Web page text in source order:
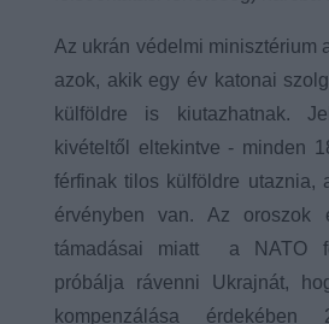
Az ukrán védelmi minisztérium
azok, akik egy év katonai
külföldre is kiutazhatnak.
kivételtől eltekintve - minden
férfinak tilos külföldre utaznia,
érvényben van. Az oroszok
támadásai miatt a NATO
próbálja rávenni Ukrajnát,
kompenzálása